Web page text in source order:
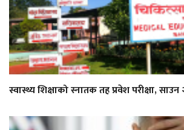
स्वास्थ्य शिक्षाको स्नातक तह प्रवेश परीक्षा,